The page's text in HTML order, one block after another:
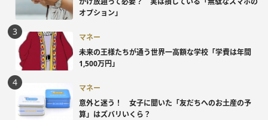
オプション」
マネー
未来の王様たちが通う世界一高額な学校「学費は年間
1,500万円」
マネー
意外と迷う！ 女子に聞いた「友だちへのお土産の予
算」はズバリいくら？